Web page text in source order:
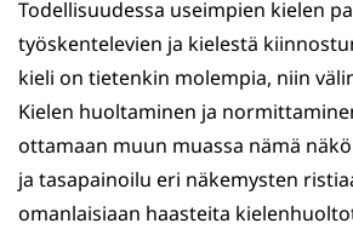
Todellisuudessa useimpien kielen
työskentelevien ja kielestä
kieli on tietenkin molempia, niin
Kielen huoltaminen ja
ottamaan muun muassa nämä
ja tasapainoilu eri näkemysten
omanlaisiaan haasteita